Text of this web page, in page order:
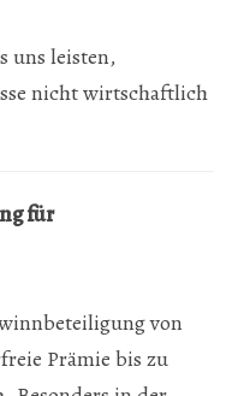
uns leisten,
nicht wirtschaftlich
für
von
Prämie bis zu